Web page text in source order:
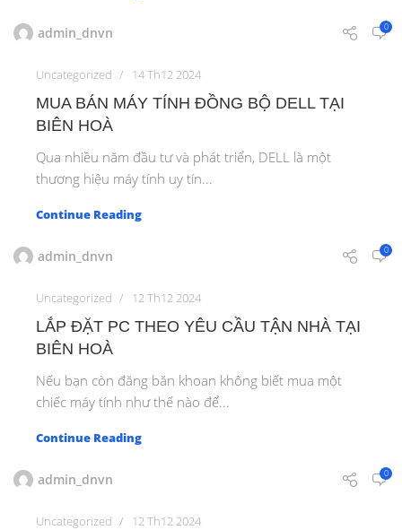
admin_dnvn 0
Uncategorized 14 Th12 2024
MUA BÁN MÁY TÍNH ĐỒNG BỘ DELL TẠI
BIÊN HOÀ
Qua nhiều năm đầu tư và phát triển, DELL là một
thương hiệu máy tính uy tín...
Continue Reading
admin_dnvn 0
Uncategorized 12 Th12 2024
LẮP ĐẶT PC THEO YÊU CẦU TẬN NHÀ TẠI
BIÊN HOÀ
Nếu bạn còn đăng băn khoan không biết mua một
chiếc máy tính như thế nào để...
Continue Reading
admin_dnvn 0
Uncategorized 12 Th12 2024